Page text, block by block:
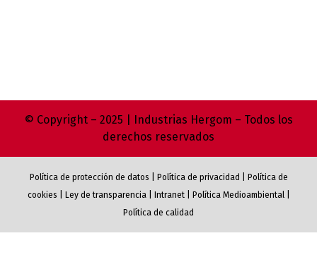
© Copyright – 2025 | Industrias Hergom – Todos los
derechos reservados
Política de protección de datos Política de privacidad
Política de
cookies
Ley de transparencia| Intranet| Política Medioambiental|
Política de calidad